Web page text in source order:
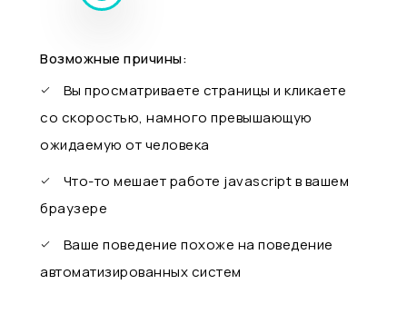
Возможные причины:
Вы просматриваете страницы и кликаете
со скоростью, намного превышающую
ожидаемую от человека
Что-то мешает работе javascript в вашем
браузере
Ваше поведение похоже на поведение
автоматизированных систем